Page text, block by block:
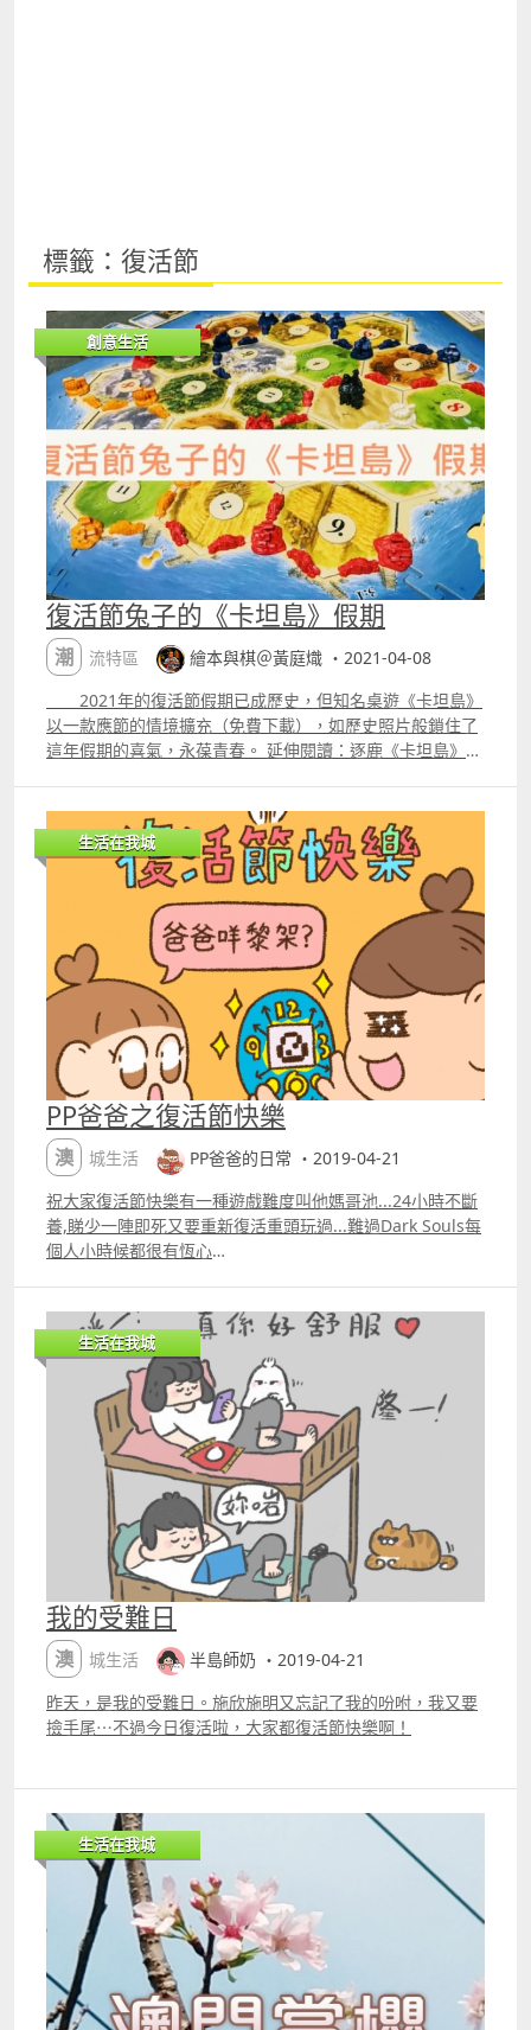
標籤：復活節
創意生活
復活節兔子的《卡坦島》假期
潮流特區
繪本與棋＠黃庭熾 ・2021-04-08
2021年的復活節假期已成歷史，但知名桌遊《卡坦島》
以一款應節的情境擴充（免費下載），如歷史照片般鎖住了
這年假期的喜氣，永葆青春。 延伸閱讀：逐鹿《卡坦島》，
發展成一個品牌，宛如自身的圖版，多角發展。 《卡坦
島》有眾多的「家庭成員」，大盒版、擴充、地圖劇本......
它最近釋出了一款新的擴充「Easter Bunny」（復活節兔
子），讓波譎雲詭的風雲卡坦島上，多了一絲暖意與可愛。
這個嶄新的情境擴充講述：春寒料峭，復活節兔子需要
羊毛來製作它的節日毛衣，若玩家不吝給牠羊毛，牠也會禮
尚往來，甚至大發「兔」威 ── 把臭名昭著的強盜趕回他們
的老家！ 復活節兔子情境擴充給玩家提供了一塊「春天
牧場」六角圖版、一隻彬彬「有禮」的「復活節兔子」立版
和十一枚「闔家歡」的禮物指示物。在這個情境擴充中，春
天牧場會取代了數字「2」指示物所在的地形圖版，而數字
「2」則會被移放到數字「12」指示物所在的地形圖版上，
自此每當玩家骰到「2」或「12」，均能觸發該地的收成。
春天牧場既是復活節兔子的起始位置，同時亦可以用來堆放
禮物指示物。 復活節兔子情境擴充給《卡坦島》遊戲增
加了新的規則：收成後，可通過送羊毛（返回供應堆）來移
動兔子，一張羊毛卡可以讓兔子移動到未被強盜佔用的圖版
上，兩張羊毛卡可以讓兔子使出飛踢 ── 移動兔子到被強盜
一件禮物；若兔子的目的地是春天牧場，有建築物的玩家
（們）則獲得兩件禮物。 在《卡坦島》上，禮物有甚麼
用呢？禮物可以換取自選的資源卡！當玩家擁有兩件禮物，
就必須兌換一張資源卡，然後把禮物返回供應堆。 關於
復活節兔子情境擴充了的玩法，還有兩點要注意：玩家在回
合中只能移動復活節兔子一次，亦不可以驅使強盜入侵春天
牧場或有兔子戍衛的圖版。 富庶的卡坦島有取之不竭的
資源，但玩家難免有運氣不濟的時候。復活節兔子擴充引入
了好打過袋鼠的「兔子」，牠不但令強盜望風披靡，還彬彬
「有禮」，從此，卡坦島上除敬業樂業、忙於發展的日常
外，平添了含飴弄「兔」的樂趣。 免費下載：《卡坦島》情
景擴充「Easter Bunny」
生活在我城
PP爸爸之復活節快樂
澳城生活
PP爸爸的日常 ・2019-04-21
祝大家復活節快樂有一種遊戲難度叫他媽哥池...24小時不斷
養,睇少一陣即死又要重新復活重頭玩過...難過Dark Souls每
個人小時候都很有恆心
生活在我城
我的受難日
澳城生活
半島師奶 ・2019-04-21
昨天，是我的受難日。施欣施明又忘記了我的吩咐，我又要
撿手尾⋯不過今日復活啦，大家都復活節快樂啊！
生活在我城